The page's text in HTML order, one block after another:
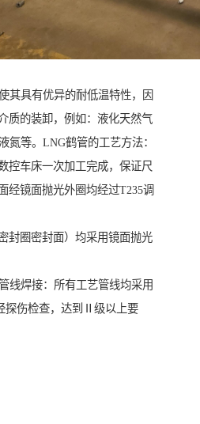
其具有优异的耐低温特性，因
质的装卸，例如：液化天然气
氮等。LNG鹤管的工艺方法：
控车床一次加工完成，保证尺
经镜面抛光外圈均经过T235调
封圈密封面）均采用镜面抛光
线焊接：所有工艺管线均采用
探伤检查，达到Ⅱ级以上要